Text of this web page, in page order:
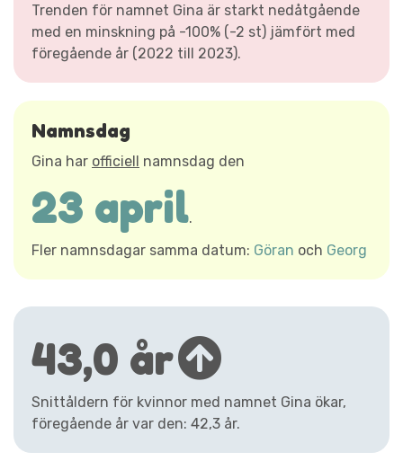
Trenden för namnet Gina är starkt nedåtgående
med en minskning på -100% (-2 st) jämfört med
föregående år (2022 till 2023).
Namnsdag
Gina har officiell namnsdag den
23 april.
Fler namnsdagar samma datum: Göran och Georg
43,0 år
Snittåldern för kvinnor med namnet Gina ökar,
föregående år var den: 42,3 år.